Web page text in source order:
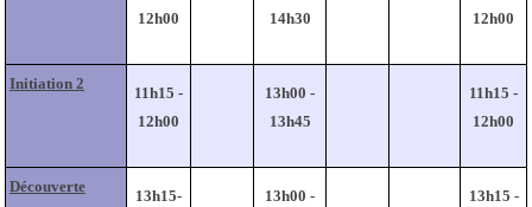
12h00
14h30
12h00
Initiation 2
11h15 -
12h00
13h00 -
13h45
11h15 -
12h00
Découverte
13h15-
13h00 -
13h15 -